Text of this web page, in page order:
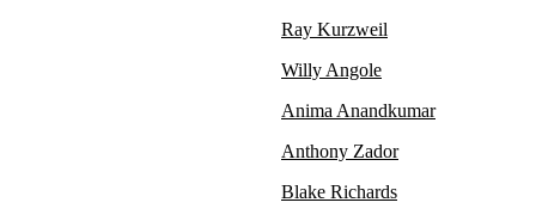
Ray Kurzweil
Willy Angole
Anima Anandkumar
Anthony Zador
Blake Richards